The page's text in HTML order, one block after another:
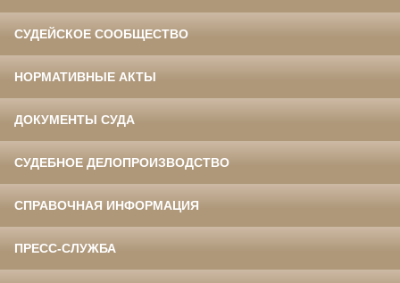
СУДЕЙСКОЕ СООБЩЕСТВО
НОРМАТИВНЫЕ АКТЫ
ДОКУМЕНТЫ СУДА
СУДЕБНОЕ ДЕЛОПРОИЗВОДСТВО
СПРАВОЧНАЯ ИНФОРМАЦИЯ
ПРЕСС-СЛУЖБА